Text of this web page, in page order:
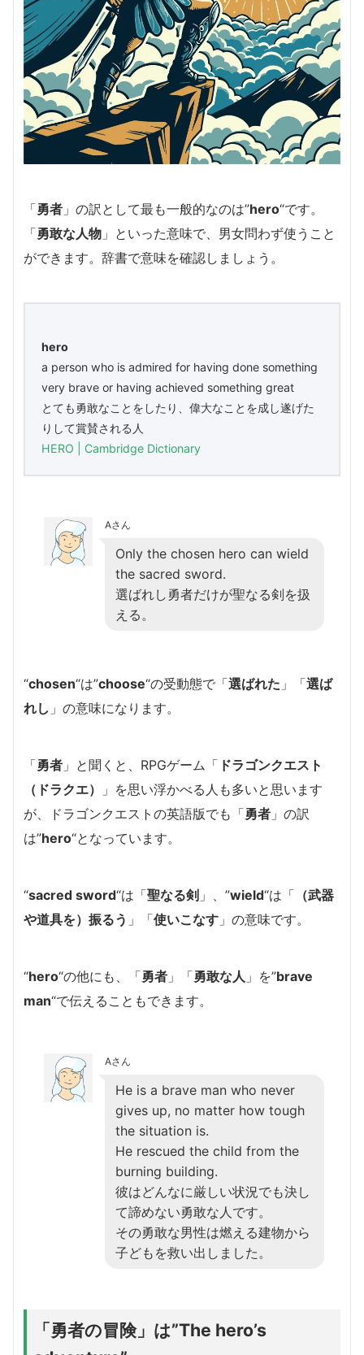
「勇者 」の訳として最も一般的なのは”hero“です。
「勇敢な人物 」といった意味で、男女問わず使うこと
ができます。辞書で意味を確認しましょう。
hero
a person who is admired for having done something
very brave or having achieved something great
とても勇敢なことをしたり、偉大なことを成し遂げた
りして賞賛される人
HERO | Cambridge Dictionary
Aさん
Only the chosen hero can wield
the sacred sword.
選ばれし勇者だけが聖なる剣を扱
える。
“chosen“は”choose“の受動態で「選ばれた 」「選ば
れし 」の意味になります。
「勇者 」と聞くと、RPGゲーム「 ドラゴンクエスト
（ドラクエ）
」を思い浮かべる人も多いと思います
が、ドラゴンクエストの英語版でも「勇者 」の訳
は”hero“となっています。
“sacred sword“は「聖なる剣 」、”wield“は「 （武器
や道具を）振るう 」「使いこなす 」の意味です。
“hero“の他にも、「勇者 」「勇敢な人 」を”brave
man“で伝えることもできます。
Aさん
He is a brave man who never
gives up, no matter how tough
the situation is.
He rescued the child from the
burning building.
彼はどんなに厳しい状況でも決し
て諦めない勇敢な人です。
その勇敢な男性は燃える建物から
子どもを救い出しました。
「勇者の冒険」は”The hero’s